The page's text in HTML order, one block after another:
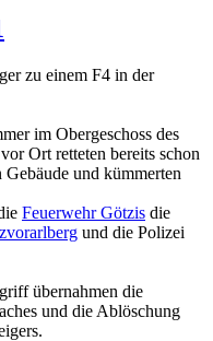
zu einem F4 in der
im Obergeschoss des
Ort retteten bereits schon
Gebäude und kümmerten
Feuerwehr Götzis die
und die Polizei
übernahmen die
und die Ablöschung